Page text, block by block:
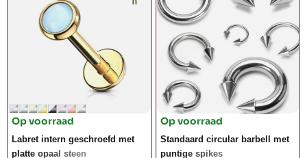
Op voorraad
Labret intern geschroefd met
platte opaal steen
Op voorraad
Standaard circular barbell met
puntige spikes